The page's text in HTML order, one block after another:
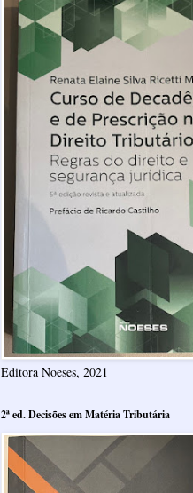
Editora Noeses, 2021
2ª ed. Decisões em Matéria Tributária